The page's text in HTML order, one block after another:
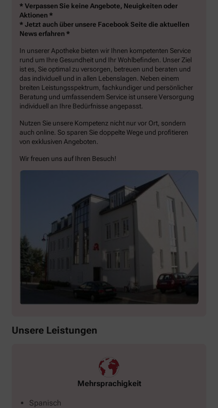
* Verpassen Sie keine Angebote, Neuigkeiten oder
Aktionen *
* Jetzt auch über unsere Facebook Seite die aktuellen
News erfahren *
In unserer Apotheke bieten wir Ihnen kompetenten Service
rund um Ihre Gesundheit und Ihr Wohlbefinden. Unser Ziel
ist es, Sie optimal zu versorgen, betreuen und beraten und
das individuell und in allen Lebenslagen. Neben einem
breiten Leistungsspektrum, fachkundiger und persönlicher
Beratung und umfassendem Service ist unsere Versorgung
individuell an Ihre Bedürfnisse angepasst.
Nutzen Sie unsere Kompetenz nicht nur vor Ort, sondern
auch online. So sparen Sie doppelte Wege und profitieren
von exklusiven Angeboten.
Wir freuen uns auf Ihren Besuch!
Unsere Leistungen
Mehrsprachigkeit
Spanisch